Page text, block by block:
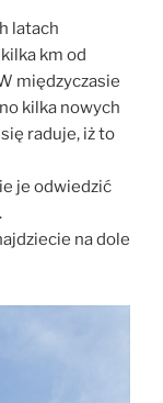
latach
kilka km od
międzyczasie
kilka nowych
raduje, iż to
je odwiedzić
na dole